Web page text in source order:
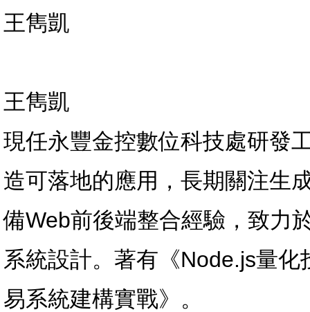
王雋凱
王雋凱
現任永豐金控數位科技處研發
造可落地的應用，長期關注生
備Web前後端整合經驗，致力
系統設計。著有《Node.js量
易系統建構實戰》。